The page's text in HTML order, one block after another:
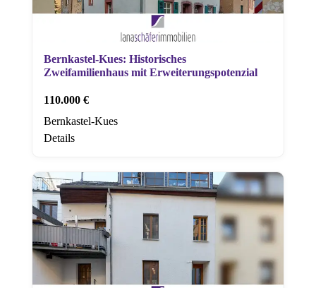
Bernkastel-Kues: Historisches
Zweifamilienhaus mit Erweiterungspotenzial
110.000 €
Bernkastel-Kues
Details